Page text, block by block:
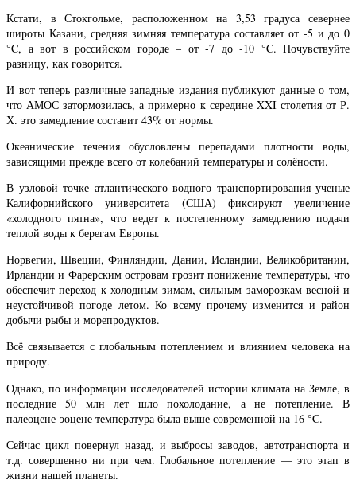
Кстати, в Стокгольме, расположенном на 3,53 градуса севернее
широты Казани, средняя зимняя температура составляет от -5 и до 0
°C, а вот в российском городе – от -7 до -10 °C. Почувствуйте
разницу, как говорится.
И вот теперь различные западные издания публикуют данные о том,
что АМОС затормозилась, а примерно к середине XXI столетия от Р.
Х. это замедление составит 43% от нормы.
Океанические течения обусловлены перепадами плотности воды,
зависящими прежде всего от колебаний температуры и солёности.
В узловой точке атлантического водного транспортирования ученые
Калифорнийского университета (США) фиксируют увеличение
«холодного пятна», что ведет к постепенному замедлению подачи
теплой воды к берегам Европы.
Норвегии, Швеции, Финляндии, Дании, Исландии, Великобритании,
Ирландии и Фарерским островам грозит понижение температуры, что
обеспечит переход к холодным зимам, сильным заморозкам весной и
неустойчивой погоде летом. Ко всему прочему изменится и район
добычи рыбы и морепродуктов.
Всё связывается с глобальным потеплением и влиянием человека на
природу.
Однако, по информации исследователей истории климата на Земле, в
последние 50 млн лет шло похолодание, а не потепление. В
палеоцене-эоцене температура была выше современной на 16 °C.
Сейчас цикл повернул назад, и выбросы заводов, автотранспорта и
т.д. совершенно ни при чем. Глобальное потепление — это этап в
жизни нашей планеты.